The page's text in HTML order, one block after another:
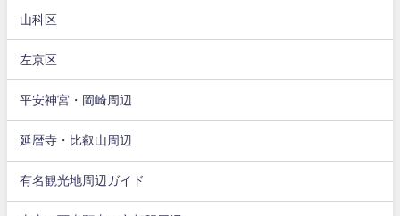
山科区
左京区
平安神宮・岡崎周辺
延暦寺・比叡山周辺
有名観光地周辺ガイド